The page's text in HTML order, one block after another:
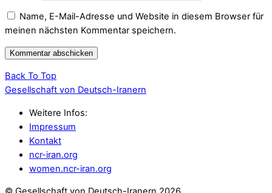
Name, E-Mail-Adresse und Website in diesem Browser für
meinen nächsten Kommentar speichern.
Back To Top
Gesellschaft von Deutsch-Iranern
Weitere Infos:
Impressum
Kontakt
ncr-iran.org
women.ncr-iran.org